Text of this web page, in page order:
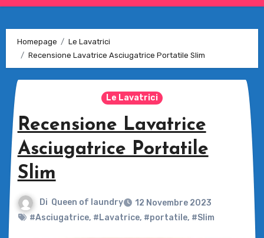
Homepage
Le Lavatrici
Recensione Lavatrice Asciugatrice Portatile Slim
Le Lavatrici
Recensione Lavatrice
Asciugatrice Portatile
Slim
Di Queen of laundry
12 Novembre 2023
#Asciugatrice, #Lavatrice, #portatile, #Slim